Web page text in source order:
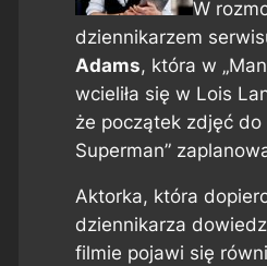
W
dziennikarzem
Adams, która w
wcieliła się w Lois
że początek zdjęć do
Superman”
Aktorka, która
dziennikarza
filmie pojawi się